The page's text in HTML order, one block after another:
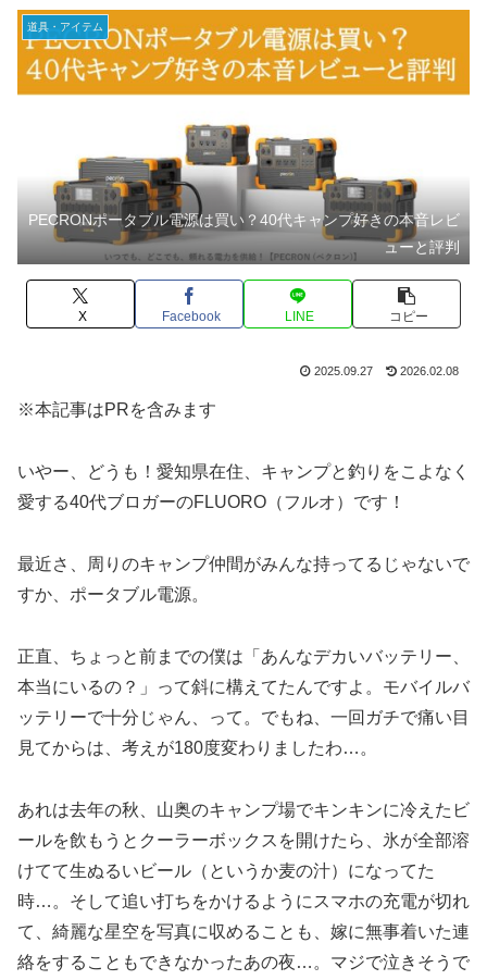
道具・アイテム
PECRONポータブル電源は買い？40代キャンプ好きの本音レビ
ューと評判
X Facebook LINE コピー
2025.09.27 2026.02.08
※本記事はPRを含みます
いやー、どうも！愛知県在住、キャンプと釣りをこよなく
愛する40代ブロガーのFLUORO（フルオ）です！
最近さ、周りのキャンプ仲間がみんな持ってるじゃないで
すか、ポータブル電源。
正直、ちょっと前までの僕は「あんなデカいバッテリー、
本当にいるの？」って斜に構えてたんですよ。モバイルバ
ッテリーで十分じゃん、って。でもね、一回ガチで痛い目
見てからは、考えが180度変わりましたわ…。
あれは去年の秋、山奥のキャンプ場でキンキンに冷えたビ
ールを飲もうとクーラーボックスを開けたら、氷が全部溶
けてて生ぬるいビール（というか麦の汁）になってた
時…。そして追い打ちをかけるようにスマホの充電が切れ
て、綺麗な星空を写真に収めることも、嫁に無事着いた連
絡をすることもできなかったあの夜…。マジで泣きそうで